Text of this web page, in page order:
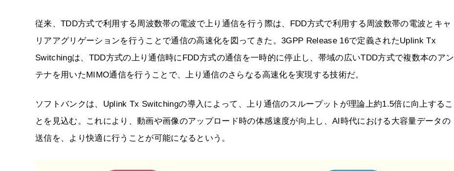
従来、TDD方式で利用する周波数帯の電波で上り通信を行う際は、FDD方式で利用する周波数帯の電波とキャ
リアアグリゲーションを行うことで通信の高速化を図ってきた。3GPP Release 16で定義されたUplink Tx
Switchingは、TDD方式の上り通信時にFDD方式の通信を一時的に停止し、帯域の広いTDD方式で複数本のアン
テナを用いたMIMO通信を行うことで、上り通信のさらなる高速化を実現する技術だ。
ソフトバンクは、Uplink Tx Switchingの導入によって、上り通信のスループットが理論上約1.5倍に向上するこ
とを見込む。これにより、動画や画像のアップロード時の体感速度が向上し、AI時代における大容量データの
送信を、より快適に行うことが可能になるという。